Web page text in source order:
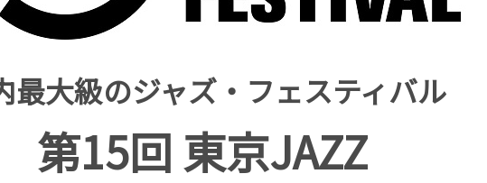
最大級のジャズ・フェスティバル
第15回 東京JAZZ